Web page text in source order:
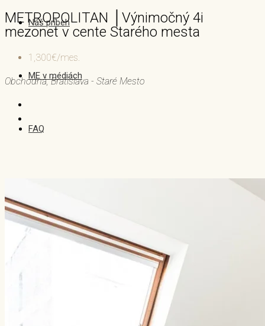
Náš príbeh
ME v médiách
FAQ
Kontakt
METROPOLITAN │Výnimočný 4i
mezonet v cente Starého mesta
1,300€/mes.
Obchodná, Bratislava - Staré Mesto